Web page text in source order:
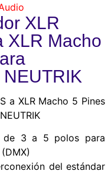
XLR
XLR Macho
a XLR Macho 5 Pines
de 3 a 5 polos para
del estándar